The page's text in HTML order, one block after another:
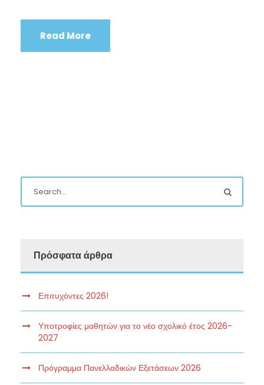
Read More
Πρόσφατα άρθρα
Επιτυχόντες 2026!
Υποτροφίες μαθητών για το νέο σχολικό έτος 2026-
2027
Πρόγραμμα Πανελλαδικών Εξετάσεων 2026